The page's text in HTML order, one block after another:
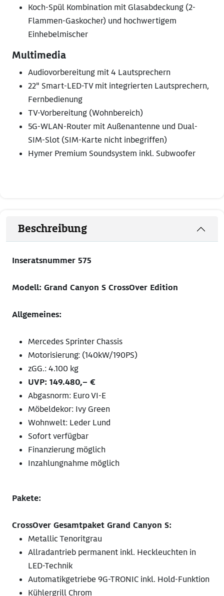
Koch-Spül Kombination mit Glasabdeckung (2-
Flammen-Gaskocher) und hochwertigem
Einhebelmischer
Multimedia
Audiovorbereitung mit 4 Lautsprechern
22" Smart-LED-TV mit integrierten Lautsprechern,
Fernbedienung
TV-Vorbereitung (Wohnbereich)
5G-WLAN-Router mit Außenantenne und Dual-
SIM-Slot (SIM-Karte nicht inbegriffen)
Hymer Premium Soundsystem inkl. Subwoofer
Beschreibung
Inseratsnummer 575
Modell: Grand Canyon S CrossOver Edition
Allgemeines:
Mercedes Sprinter Chassis
Motorisierung: (140kW/190PS)
zGG.: 4.100 kg
UVP: 149.480,– €
Abgasnorm: Euro VI-E
Möbeldekor: Ivy Green
Wohnwelt: Leder Lund
Sofort verfügbar
Finanzierung möglich
Inzahlungnahme möglich
Pakete:
CrossOver Gesamtpaket Grand Canyon S:
Metallic Tenoritgrau
Allradantrieb permanent inkl. Heckleuchten in
LED-Technik
Automatikgetriebe 9G-TRONIC inkl. Hold-Funktion
Kühlergrill Chrom